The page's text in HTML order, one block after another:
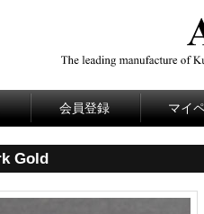
会員登録 マイ
Gold